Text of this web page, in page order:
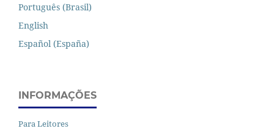
Português (Brasil)
English
Español (España)
INFORMAÇÕES
Para Leitores